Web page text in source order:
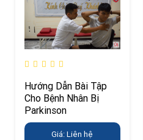
Hướng Dẫn Bài Tập
Cho Bệnh Nhân Bị
Parkinson
Giá: Liên hệ